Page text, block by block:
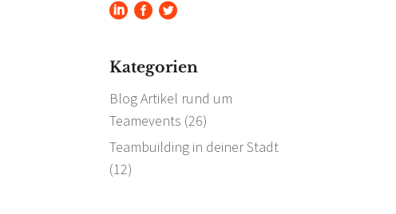
Kategorien
Blog Artikel rund um
Teamevents (26)
Teambuilding in deiner Stadt
(12)